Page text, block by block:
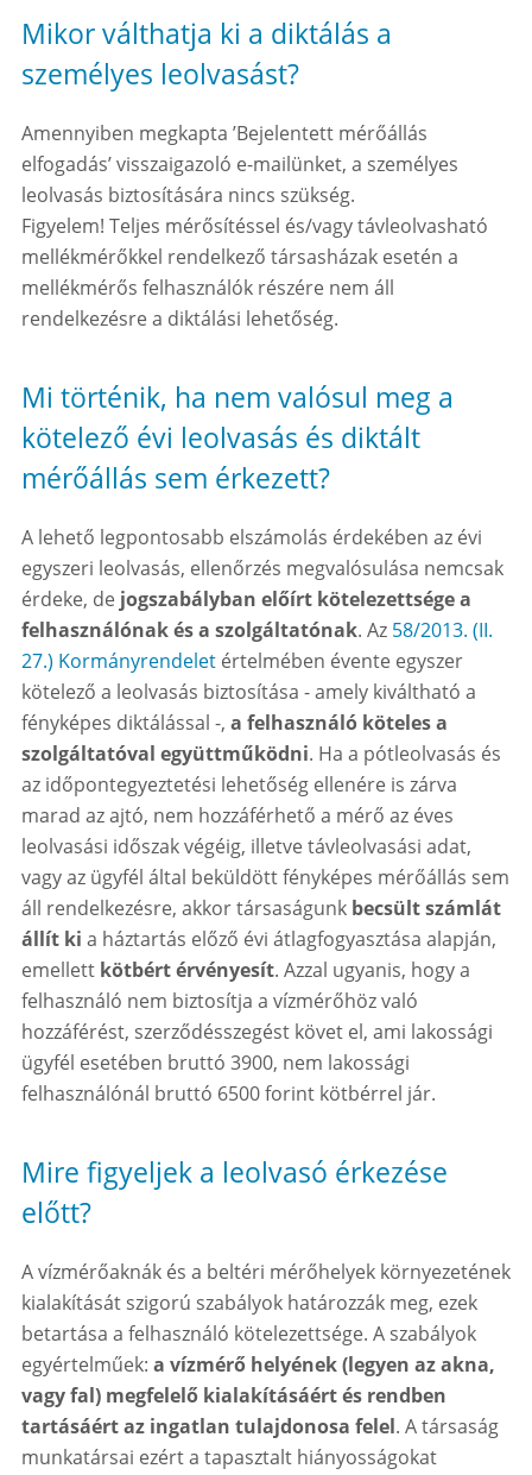
Mikor válthatja ki a diktálás a
személyes leolvasást?
Amennyiben megkapta ’Bejelentett mérőállás
elfogadás’ visszaigazoló e-mailünket, a személyes
leolvasás biztosítására nincs szükség.
Figyelem! Teljes mérősítéssel és/vagy távleolvasható
mellékmérőkkel rendelkező társasházak esetén a
mellékmérős felhasználók részére nem áll
rendelkezésre a diktálási lehetőség.
Mi történik, ha nem valósul meg a
kötelező évi leolvasás és diktált
mérőállás sem érkezett?
A lehető legpontosabb elszámolás érdekében az évi
egyszeri leolvasás, ellenőrzés megvalósulása nemcsak
érdeke, de jogszabályban előírt kötelezettsége a
felhasználónak és a szolgáltatónak. Az 58/2013. (II.
27.) Kormányrendeletértelmében évente egyszer
kötelező a leolvasás biztosítása - amely kiváltható a
fényképes diktálással -, a felhasználó köteles a
szolgáltatóval együttműködni. Ha a pótleolvasás és
az időpontegyeztetési lehetőség ellenére is zárva
marad az ajtó, nem hozzáférhető a mérő az éves
leolvasási időszak végéig, illetve távleolvasási adat,
vagy az ügyfél által beküldött fényképes mérőállás sem
áll rendelkezésre, akkor társaságunk becsült számlát
állít ki a háztartás előző évi átlagfogyasztása alapján,
emellett kötbért érvényesít. Azzal ugyanis, hogy a
felhasználó nem biztosítja a vízmérőhöz való
hozzáférést, szerződésszegést követ el, ami lakossági
ügyfél esetében bruttó 3900, nem lakossági
felhasználónál bruttó 6500 forint kötbérrel jár.
Mire figyeljek a leolvasó érkezése
előtt?
A vízmérőaknák és a beltéri mérőhelyek környezetének
kialakítását szigorú szabályok határozzák meg, ezek
betartása a felhasználó kötelezettsége. A szabályok
egyértelműek: a vízmérő helyének (legyen az akna,
vagy fal) megfelelő kialakításáért és rendben
tartásáért az ingatlan tulajdonosa felel. A társaság
munkatársai ezért a tapasztalt hiányosságokat